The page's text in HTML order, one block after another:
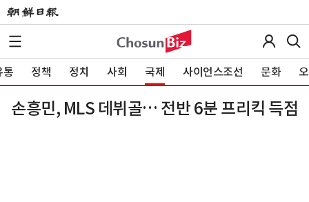
통 정책 정치 사회 국제 사이언스조선 문화
손흥민, MLS 데뷔골… 전반 6분 프리킥 득점